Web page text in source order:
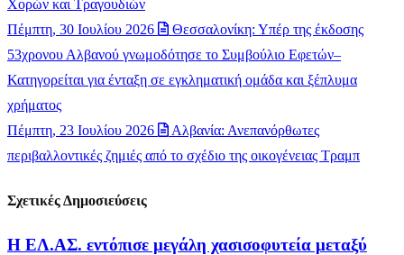
Χορών και Τραγουδιών
Πέμπτη, 30 Ιουλίου 2026
Θεσσαλονίκη: Υπέρ της έκδοσης
53χρονου Αλβανού γνωμοδότησε το Συμβούλιο Εφετών–
Κατηγορείται για ένταξη σε εγκληματική ομάδα και ξέπλυμα
χρήματος
Πέμπτη, 23 Ιουλίου 2026
Αλβανία: Ανεπανόρθωτες
περιβαλλοντικές ζημιές από το σχέδιο της οικογένειας Τραμπ
Σχετικές Δημοσιεύσεις
Η ΕΛ.ΑΣ. εντόπισε μεγάλη χασισοφυτεία μεταξύ